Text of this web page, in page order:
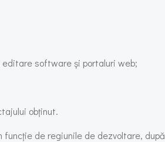
software și portaluri web;
obținut.
de regiunile de dezvoltare,